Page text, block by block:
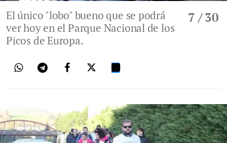
7 / 30
El único "lobo" bueno que se podrá
ver hoy en el Parque Nacional de los
Picos de Europa.